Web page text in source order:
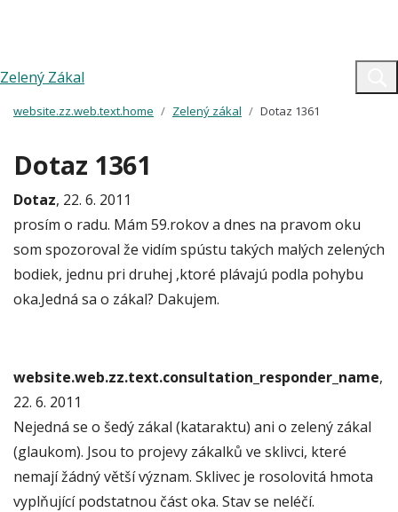
Zelený Zákal
website.zz.web.text.home Zelený zákal Dotaz 1361
Dotaz 1361
Dotaz, 22. 6. 2011
prosím o radu. Mám 59.rokov a dnes na pravom oku
som spozoroval že vidím spústu takých malých zelených
bodiek, jednu pri druhej ,ktoré plávajú podla pohybu
oka.Jedná sa o zákal? Dakujem.
website.web.zz.text.consultation_responder_name,
22. 6. 2011
Nejedná se o šedý zákal (kataraktu) ani o zelený zákal
(glaukom). Jsou to projevy zákalků ve sklivci, které
nemají žádný větší význam. Sklivec je rosolovitá hmota
vyplňující podstatnou část oka. Stav se neléčí.